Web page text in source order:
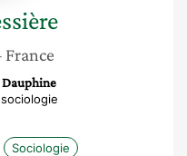
France
Sociologie